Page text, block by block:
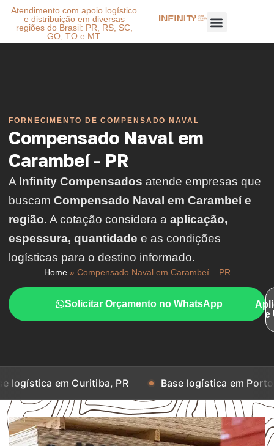
Atendimento com apoio logístico
e distribuição em diversas
regiões do Brasil: PR, RS, SC,
GO, TO e MT.
FORNECIMENTO DE COMPENSADO NAVAL
Compensado Naval em
Carambeí - PR
A Infinity Compensados atende empresas que
buscam Compensado Naval em Carambeí e
região. A cotação considera a aplicação,
espessura, quantidade e as condições
logísticas para o destino informado.
Home» Compensado Naval em Carambeí – PR
Solicitar Orçamento no WhatsApp
e
Curitiba, PR Base logística em Porto Alegre, RS